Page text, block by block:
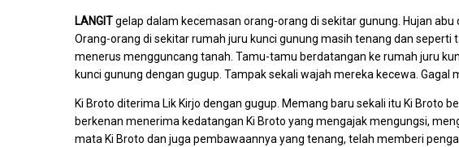
LANGITgelap dalam kecemasan orang-orang di sekitar gunung. Hujan
Orang-orang di sekitar rumah juru kunci gunung masih tenang dan
menerus mengguncang tanah. Tamu-tamu berdatangan ke rumah juru
kunci gunung dengan gugup. Tampak sekali wajah mereka kecewa. Gagal
Ki Broto diterima Lik Kirjo dengan gugup. Memang baru sekali itu Ki Broto
berkenan menerima kedatangan Ki Broto yang mengajak mengungsi,
mata Ki Broto dan juga pembawaannya yang tenang, telah memberi